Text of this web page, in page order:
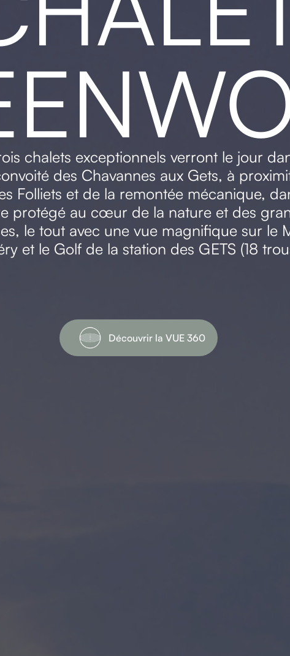
chalets exceptionnels verront le jour
des Chavannes aux Gets, à
Folliets et de la remontée mécanique,
protégé au cœur de la nature et des
le tout avec une vue magnifique sur le
et le Golf de la station des GETS (18
Découvrir la VUE 360